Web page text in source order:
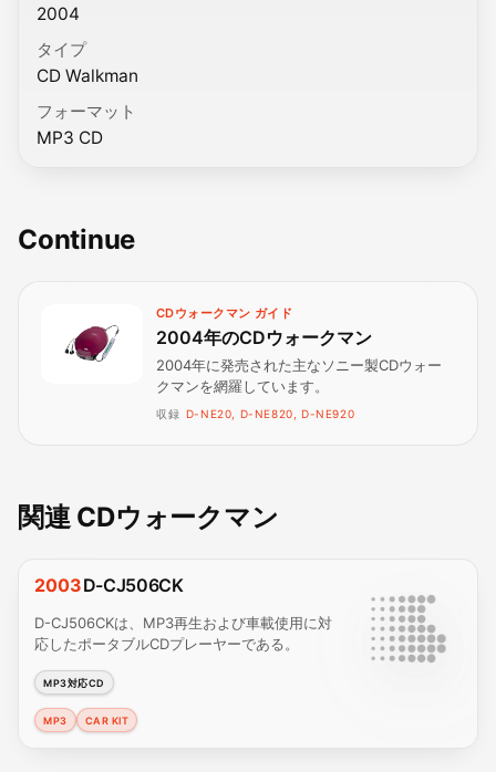
2004
タイプ
CD Walkman
フォーマット
MP3 CD
Continue
CDウォークマン ガイド
2004年のCDウォークマン
2004年に発売された主なソニー製CDウォー
クマンを網羅しています。
収録 D-NE20, D-NE820, D-NE920
関連 CDウォークマン
2003D-CJ506CK
D-CJ506CKは、MP3再生および車載使用に対
応したポータブルCDプレーヤーである。
MP3対応CD
MP3 CAR KIT